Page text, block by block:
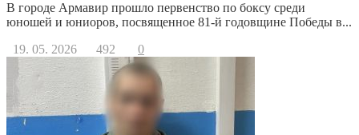
В городе Армавир прошло первенство по боксу среди
юношей и юниоров, посвященное 81-й годовщине Победы в...
19. 05. 2026
492 0